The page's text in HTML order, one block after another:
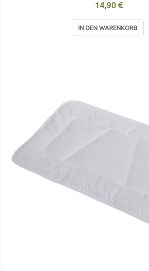
14,90 €
IN DEN WARENKORB